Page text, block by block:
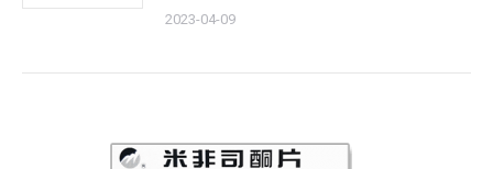
2023-04-09